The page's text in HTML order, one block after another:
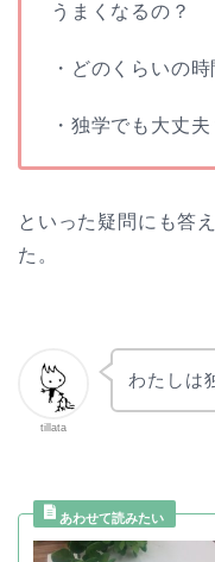
うまくなるの？
・どのくらいの
・独学でも大丈夫
といった疑問にも答
た。
tillata
わたしは